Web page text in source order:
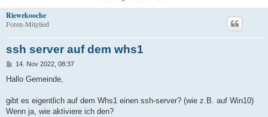
Riewekooche
Foren-Mitglied
ssh server auf dem whs1
B
i
a
14. Nov 2022, 08:37
Hallo Gemeinde,
gibt es eigentlich auf dem Whs1 einen ssh-server? (wie z.B. auf Win10)
Wenn ja, wie aktiviere ich den?